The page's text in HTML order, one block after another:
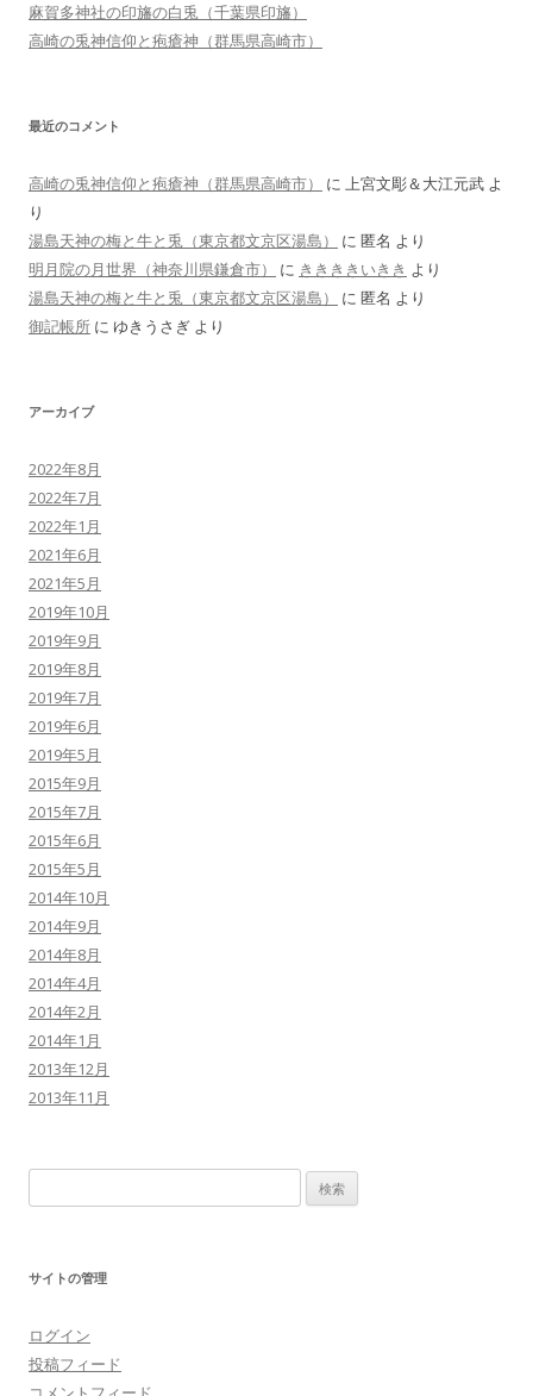
麻賀多神社の印旛の白兎（千葉県印旛）
高崎の兎神信仰と疱瘡神（群馬県高崎市）
最近のコメント
高崎の兎神信仰と疱瘡神（群馬県高崎市） に 上宮文彫＆大江元武 よ
り
湯島天神の梅と牛と兎（東京都文京区湯島）
に 匿名 より
明月院の月世界（神奈川県鎌倉市）
に ききききいきき より
湯島天神の梅と牛と兎（東京都文京区湯島）
に 匿名 より
御記帳所 に ゆきうさぎ より
アーカイブ
2022年8月
2022年7月
2022年1月
2021年6月
2021年5月
2019年10月
2019年9月
2019年8月
2019年7月
2019年6月
2019年5月
2015年9月
2015年7月
2015年6月
2015年5月
2014年10月
2014年9月
2014年8月
2014年4月
2014年2月
2014年1月
2013年12月
2013年11月
索:
サイトの管理
ログイン
投稿フィード